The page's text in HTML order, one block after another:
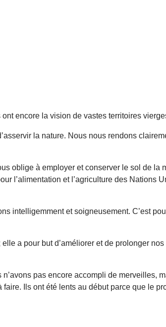
encore la vision de vastes territoires
la nature. Nous nous rendons
oblige à employer et conserver le sol de
l’alimentation et l’agriculture des Nations
intelligemment et soigneusement. C’est
a pour but d’améliorer et de prolonger
n’avons pas encore accompli de
Ils ont été lents au début parce que le